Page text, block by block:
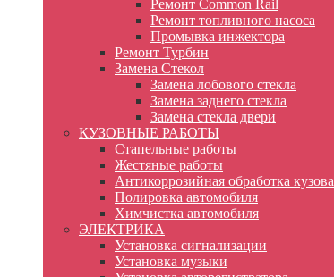
Ремонт Common Rail
Ремонт топливного насоса
Промывка инжектора
Ремонт Турбин
Замена Стекол
Замена лобового стекла
Замена заднего стекла
Замена стекла двери
КУЗОВНЫЕ РАБОТЫ
Стапельные работы
Жестяные работы
Антикоррозийная обработка кузова
Полировка автомобиля
Химчистка автомобиля
ЭЛЕКТРИКА
Установка сигнализации
Установка музыки